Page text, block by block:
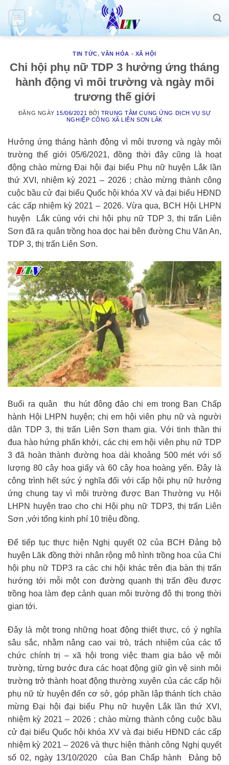
Skip
content
TIN TỨC,VĂN HÓA - XÃ HỘI
Chi hội phụ nữ TDP 3 hưởng ứng tháng
hành động vì môi trường và ngày môi
trương thế giới
ĐĂNG NGÀY 15/06/2021 BỞI TRUNG TÂM CUNG ỨNG DỊCH VỤ SỰ
NGHIỆP CÔNG XÃ LIÊN SƠN LẮK
Hưởng ứng tháng hành động vì môi trương và ngày môi
trường thế giới 05/6/2021, đồng thời đây cũng là hoạt
động chào mừng Đại hội đại biểu Phụ nữ huyện Lắk lần
thứ XVI, nhiệm kỳ 2021 – 2026 ; chào mừng thành công
cuộc bầu cử đại biểu Quốc hội khóa XV và đại biểu HĐND
các cấp nhiệm kỳ 2021 – 2026. Vừa qua, BCH Hội LHPN
huyện Lắk cùng với chi hội phụ nữ TDP 3, thị trấn Liên
Sơn đã ra quân trồng hoa dọc hai bên đường Chu Văn An,
TDP 3, thị trấn Liên Sơn.
Buổi ra quân thu hút đông đảo chi em trong Ban Chấp
hành Hội LHPN huyện; chị em hội viên phụ nữ và người
dân TDP 3, thị trấn Liên Sơn tham gia. Với tinh thần thi
đua hào hứng phấn khởi, các chị em hội viên phụ nữ TDP
3 đã hoàn thành đường hoa dài khoảng 500 mét với số
lượng 80 cây hoa giấy và 60 cây hoa hoàng yến. Đây là
công trình hết sức ý nghĩa đối với cấp hội phụ nữ hưởng
ứng chung tay vì môi trường được Ban Thường vụ Hội
LHPN huyện trao cho chi Hội phụ nữ TDP3, thị trấn Liên
Sơn ,với tổng kinh phí 10 triệu đồng.
Để tiếp tục thực hiện Nghị quyết 02 của BCH Đảng bộ
huyện Lăk đồng thời nhân rộng mô hình trồng hoa của Chi
hội phụ nữ TDP3 ra các chi hội khác trên địa bàn thị trấn
hướng tới mỗi một con đường quanh thị trấn đều được
trồng hoa làm đẹp cảnh quan môi trường đô thị trong thời
gian tới.
Đây là một trong những hoạt động thiết thực, có ý nghĩa
sâu sắc, nhằm nâng cao vai trò, trách nhiệm của các tổ
chức chính trị – xã hội trong việc tham gia bảo vệ môi
trường, từng bước đưa các hoạt động giữ gìn vệ sinh môi
trường trở thành hoạt động thường xuyên của các cấp hội
phụ nữ từ huyện đến cơ sở, góp phần lập thánh tích chào
mừng Đại hội đại biểu Phụ nữ huyện Lắk lần thứ XVI,
nhiệm kỳ 2021 – 2026 ; chào mừng thành công cuộc bầu
cử đại biểu Quốc hội khóa XV và đại biểu HĐND các cấp
nhiệm kỳ 2021 – 2026 và thực hiện thành công Nghị quyết
số 02, ngày 13/10/2020 của Ban Chấp hành Đảng bộ